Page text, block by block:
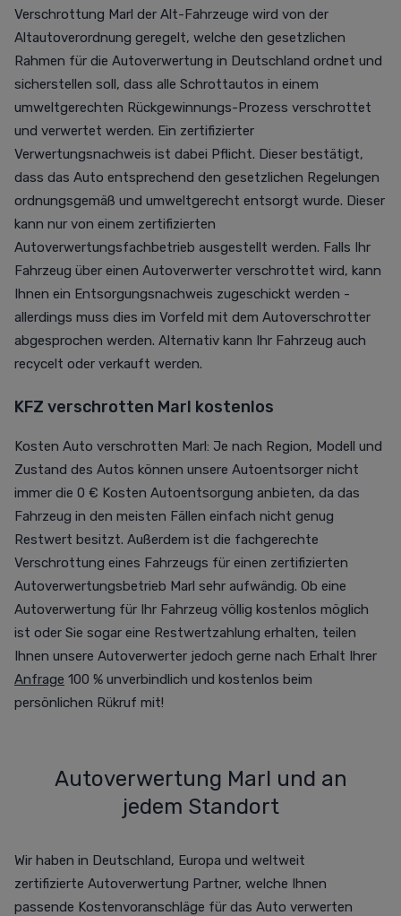
Verschrottung Marl der Alt-Fahrzeuge wird von der
Altautoverordnung geregelt, welche den gesetzlichen
Rahmen für die Autoverwertung in Deutschland ordnet und
sicherstellen soll, dass alle Schrottautos in einem
umweltgerechten Rückgewinnungs-Prozess verschrottet
und verwertet werden. Ein zertifizierter
Verwertungsnachweis ist dabei Pflicht. Dieser bestätigt,
dass das Auto entsprechend den gesetzlichen Regelungen
ordnungsgemäß und umweltgerecht entsorgt wurde. Dieser
kann nur von einem zertifizierten
Autoverwertungsfachbetrieb ausgestellt werden. Falls Ihr
Fahrzeug über einen Autoverwerter verschrottet wird, kann
Ihnen ein Entsorgungsnachweis zugeschickt werden -
allerdings muss dies im Vorfeld mit dem Autoverschrotter
abgesprochen werden. Alternativ kann Ihr Fahrzeug auch
recycelt oder verkauft werden.
KFZ verschrotten Marl kostenlos
Kosten Auto verschrotten Marl: Je nach Region, Modell und
Zustand des Autos können unsere Autoentsorger nicht
immer die 0 € Kosten Autoentsorgung anbieten, da das
Fahrzeug in den meisten Fällen einfach nicht genug
Restwert besitzt. Außerdem ist die fachgerechte
Verschrottung eines Fahrzeugs für einen zertifizierten
Autoverwertungsbetrieb Marl sehr aufwändig. Ob eine
Autoverwertung für Ihr Fahrzeug völlig kostenlos möglich
ist oder Sie sogar eine Restwertzahlung erhalten, teilen
Ihnen unsere Autoverwerter jedoch gerne nach Erhalt Ihrer
Anfrage 100 % unverbindlich und kostenlos beim
persönlichen Rükruf mit!
Autoverwertung Marl und an
jedem Standort
Wir haben in Deutschland, Europa und weltweit
zertifizierte Autoverwertung Partner, welche Ihnen
passende Kostenvoranschläge für das Auto verwerten